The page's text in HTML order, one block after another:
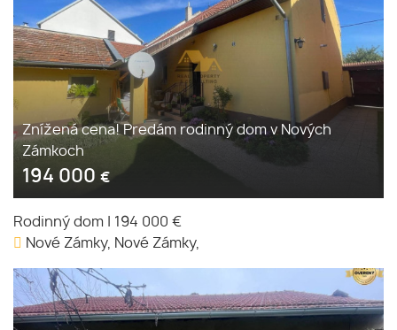
Znížená cena! Predám rodinný dom v Nových
Zámkoch
194 000 €
Rodinný dom
194 000 €
Nové Zámky, Nové Zámky,